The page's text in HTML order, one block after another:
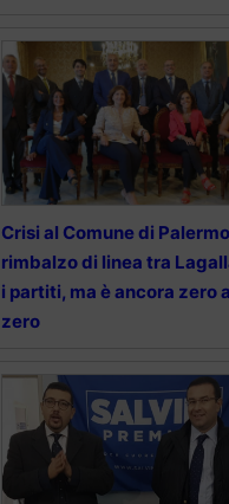
Crisi al Comune di
rimbalzo di linea tra
i partiti, ma è ancora zero a
zero